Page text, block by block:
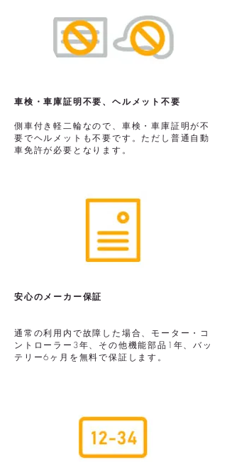
車検・車庫証明不要、ヘルメット不要
側車付き軽二輪なので、車検・車庫証明が不
要でヘルメットも不要です。ただし普通自動
車免許が必要となります。
安心のメーカー保証
通常の利用内で故障した場合、モーター・コ
ントローラー3年、その他機能部品1年、バッ
テリー6ヶ月を無料で保証します。